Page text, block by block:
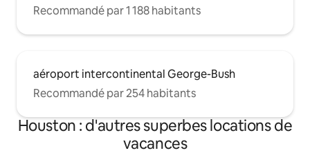
Recommandé par 1 188 habitants
aéroport intercontinental George-Bush
Recommandé par 254 habitants
Houston : d'autres superbes locations de
vacances